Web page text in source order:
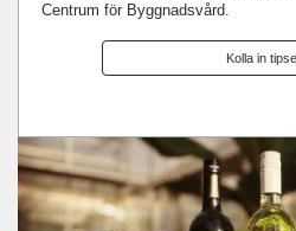
Centrum för Byggnadsvård.
Kolla in